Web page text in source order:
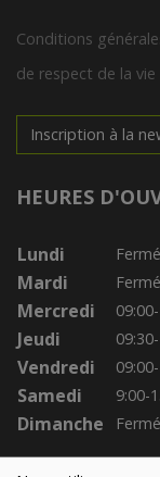
Conditions
de respect de la vie
Inscription à la
HEURES
Lundi Fermé
Mardi Fermé
Mercredi
Jeudi
Vendredi
Samedi 9:00-
Dimanche Fermé